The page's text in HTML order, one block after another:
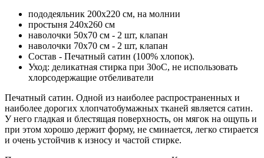
пододеяльник 200х220 см, на молнии
простыня 240х260 см
наволочки 50х70 см - 2 шт, клапан
наволочки 70х70 см - 2 шт, клапан
Состав - Печатный сатин (100% хлопок).
Уход: деликатная стирка при 30оС, не использовать
хлорсодержащие отбеливатели
Печатный сатин. Одной из наиболее распространенных и
наиболее дорогих хлопчатобумажных тканей является сатин.
У него гладкая и блестящая поверхность, он мягок на ощупь и
при этом хорошо держит форму, не сминается, легко стирается
и очень устойчив к износу и частой стирке.